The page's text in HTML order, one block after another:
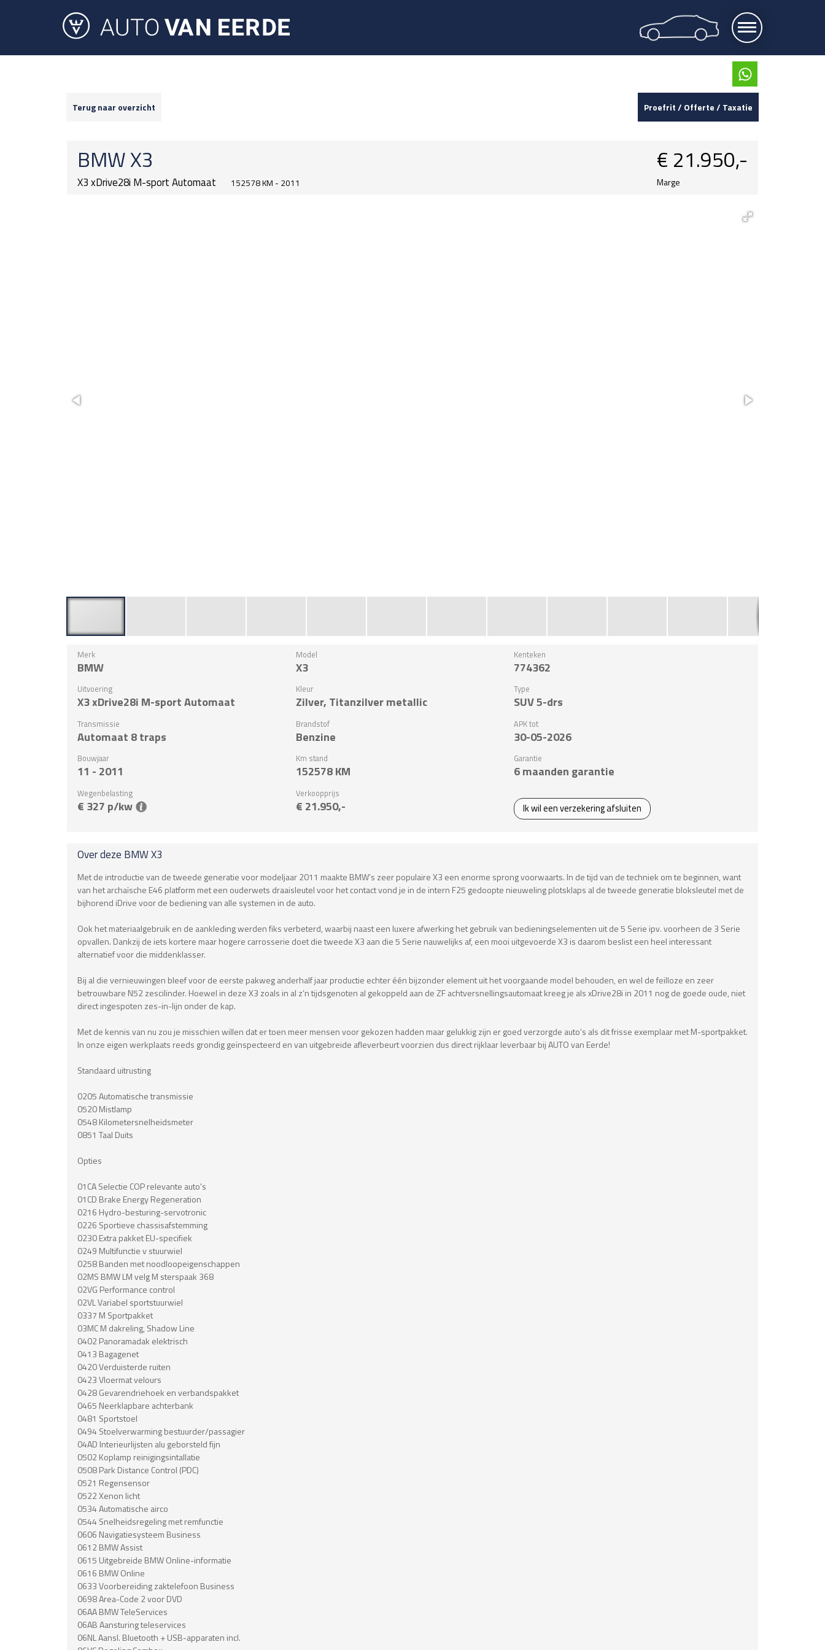
Terug naar overzicht Proefrit / Offerte / Taxatie
BMWX3
X3 xDrive28i M-sport Automaat 152578 KM - 2011
€ 21.950,-
Marge
Merk
BMW
Model
X3
Kenteken
774362
Uitvoering
X3 xDrive28i M-sport Automaat
Kleur
Zilver, Titanzilver metallic
Type
SUV 5-drs
Transmissie
Automaat 8 traps
Brandstof
Benzine
APK tot
30-05-2026
Bouwjaar
11 - 2011
Km stand
152578KM
Garantie
6 maanden garantie
Wegenbelasting
€ 327 p/kw
Verkoopprijs
€ 21.950,- Ik wil een verzekering afsluiten
Over deze BMWX3
Met de introductie van de tweede generatie voor modeljaar 2011 maakte BMW’s zeer populaire X3 een enorme sprong voorwaarts. In de tijd van de techniek om te beginnen, want
van het archaïsche E46 platform met een ouderwets draaisleutel voor het contact vond je in de intern F25 gedoopte nieuweling plotsklaps al de tweede generatie bloksleutel met de
bijhorend iDrive voor de bediening van alle systemen in de auto.
Ook het materiaalgebruik en de aankleding werden fiks verbeterd, waarbij naast een luxere afwerking het gebruik van bedieningselementen uit de 5 Serie ipv. voorheen de 3 Serie
opvallen. Dankzij de iets kortere maar hogere carrosserie doet die tweede X3 aan die 5 Serie nauwelijks af, een mooi uitgevoerde X3 is daarom beslist een heel interessant
alternatief voor die middenklasser.
Bij al die vernieuwingen bleef voor de eerste pakweg anderhalf jaar productie echter één bijzonder element uit het voorgaande model behouden, en wel de feilloze en zeer
betrouwbare N52 zescilinder. Hoewel in deze X3 zoals in al z’n tijdsgenoten al gekoppeld aan de ZF achtversnellingsautomaat kreeg je als xDrive28i in 2011 nog de goede oude, niet
direct ingespoten zes-in-lijn onder de kap.
Met de kennis van nu zou je misschien willen dat er toen meer mensen voor gekozen hadden maar gelukkig zijn er goed verzorgde auto’s als dit frisse exemplaar met M-sportpakket.
In onze eigen werkplaats reeds grondig geïnspecteerd en van uitgebreide afleverbeurt voorzien dus direct rijklaar leverbaar bij AUTO van Eerde!
Standaard uitrusting
0205 Automatische transmissie
0520 Mistlamp
0548 Kilometersnelheidsmeter
0851 Taal Duits
Opties
01CA Selectie COP relevante auto's
01CD Brake Energy Regeneration
0216 Hydro-besturing-servotronic
0226 Sportieve chassisafstemming
0230 Extra pakket EU-specifiek
0249 Multifunctie v stuurwiel
0258 Banden met noodloopeigenschappen
02MS BMW LM velg M sterspaak 368
02VG Performance control
02VL Variabel sportstuurwiel
0337 M Sportpakket
03MC M dakreling, Shadow Line
0402 Panoramadak elektrisch
0413 Bagagenet
0420 Verduisterde ruiten
0423 Vloermat velours
0428 Gevarendriehoek en verbandspakket
0465 Neerklapbare achterbank
0481 Sportstoel
0494 Stoelverwarming bestuurder/passagier
04AD Interieurlijsten alu geborsteld fijn
0502 Koplamp reinigingsintallatie
0508 Park Distance Control (PDC)
0521 Regensensor
0522 Xenon licht
0534 Automatische airco
0544 Snelheidsregeling met remfunctie
0606 Navigatiesysteem Business
0612 BMW Assist
0615 Uitgebreide BMW Online-informatie
0616 BMW Online
0633 Voorbereiding zaktelefoon Business
0698 Area-Code 2 voor DVD
06AA BMW TeleServices
06AB Aansturing teleservices
06NL Aansl. Bluetooth + USB-apparaten incl.